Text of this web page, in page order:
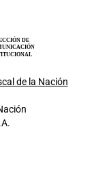
DE
de la Nación